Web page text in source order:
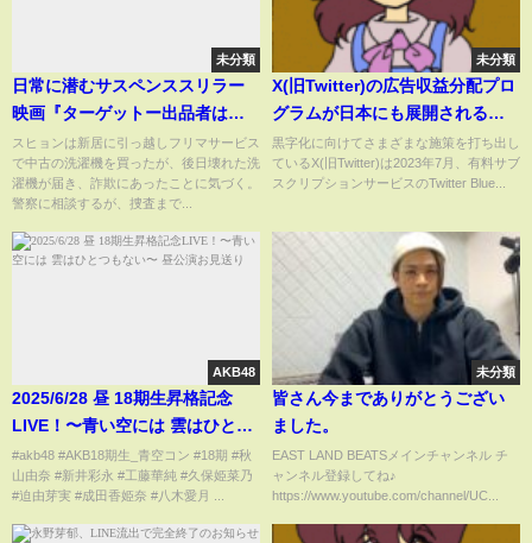
未分類
日常に潜むサスペンススリラー
映画『ターゲットー出品者は殺
人鬼ー』予告編
スヒョンは新居に引っ越しフリマサービス
で中古の洗濯機を買ったが、後日壊れた洗
濯機が届き、詐欺にあったことに気づく。
警察に相談するが、捜査まで...
未分類
X(旧Twitter)の広告収益分配プロ
グラムが日本にも展開される、
収益化に必要なインプレッショ
ン数は以前の3倍に増加
黒字化に向けてさまざまな施策を打ち出し
ているX(旧Twitter)は2023年7月、有料サブ
スクリプションサービスのTwitter Blue...
AKB48
2025/6/28 昼 18期生昇格記念
LIVE！〜青い空には 雲はひとつ
もない〜 昼公演お見送り
#akb48 #AKB18期生_青空コン #18期 #秋
山由奈 #新井彩永 #工藤華純 #久保姫菜乃
#迫由芽実 #成田香姫奈 #八木愛月 ...
未分類
皆さん今までありがとうござい
ました。
EAST LAND BEATSメインチャンネル チ
ャンネル登録してね♪
https://www.youtube.com/channel/UC...